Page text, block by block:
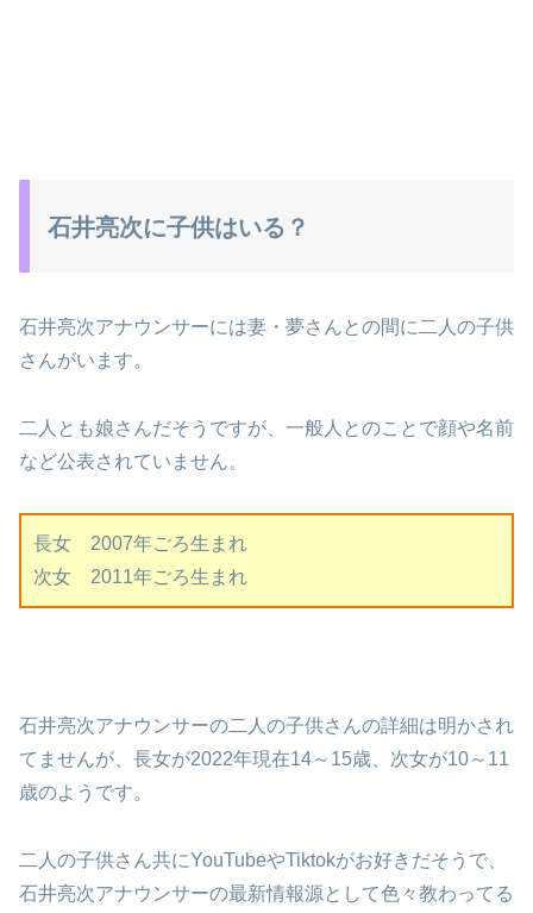
石井亮次に子供はいる？
石井亮次アナウンサーには妻・夢さんとの間に二人の子供
さんがいます。
二人とも娘さんだそうですが、一般人とのことで顔や名前
など公表されていません。
長女 2007年ごろ生まれ
次女 2011年ごろ生まれ
石井亮次アナウンサーの二人の子供さんの詳細は明かされ
てませんが、長女が2022年現在14～15歳、次女が10～11
歳のようです。
二人の子供さん共にYouTubeやTiktokがお好きだそうで、
石井亮次アナウンサーの最新情報源として色々教わってる